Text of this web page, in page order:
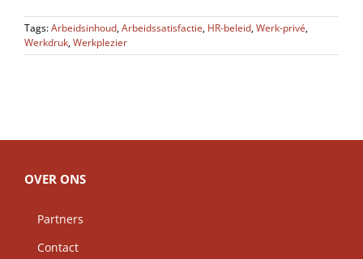
Tags:Arbeidsinhoud,Arbeidssatisfactie, HR-beleid,Werk-privé,
Werkdruk,Werkplezier
OVER ONS
Partners
Contact